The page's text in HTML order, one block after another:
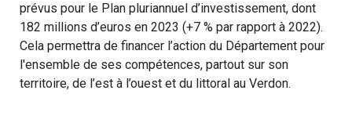
prévus pour le Plan pluriannuel d’investissement, dont
182 millions d’euros en 2023 (+7 % par rapport à 2022).
Cela permettra de financer l’action du Département pour
l'ensemble de ses compétences, partout sur son
territoire, de l’est à l’ouest et du littoral au Verdon.